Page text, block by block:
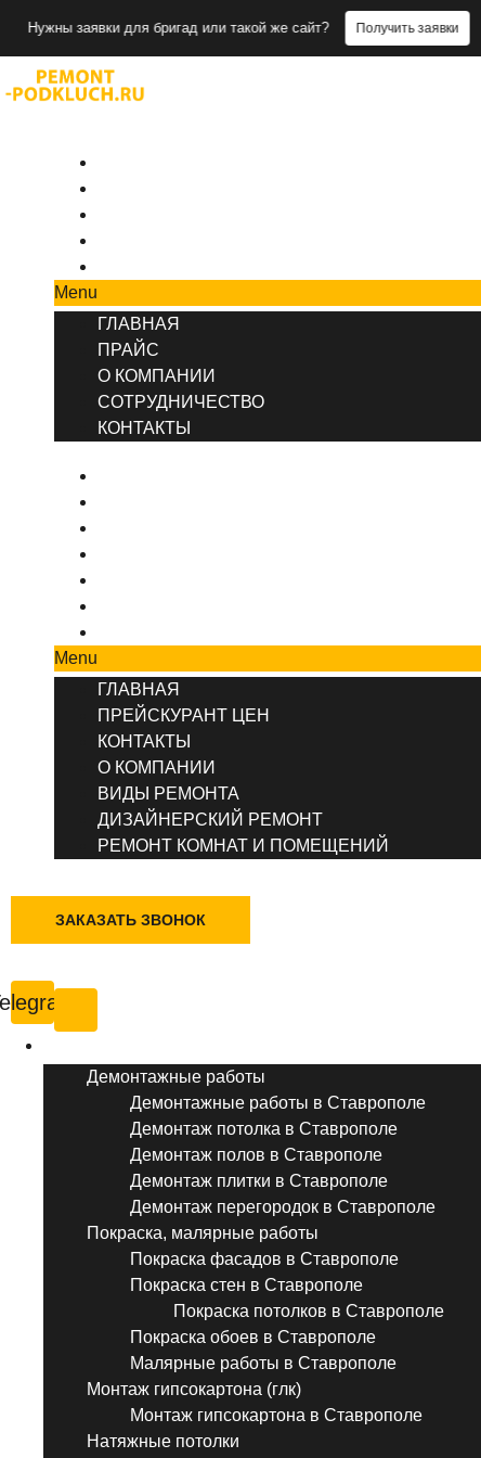
заявки для бригад или такой же сайт? Получить заявки
Menu
ГЛАВНАЯ
ПРАЙС
О КОМПАНИИ
СОТРУДНИЧЕСТВО
КОНТАКТЫ
Menu
ГЛАВНАЯ
ПРЕЙСКУРАНТ ЦЕН
КОНТАКТЫ
О КОМПАНИИ
ВИДЫ РЕМОНТА
ДИЗАЙНЕРСКИЙ РЕМОНТ
РЕМОНТ КОМНАТ И ПОМЕЩЕНИЙ
ЗАКАЗАТЬ ЗВОНОК
Демонтажные работы
Демонтажные работы в Ставрополе
Демонтаж потолка в Ставрополе
Демонтаж полов в Ставрополе
Демонтаж плитки в Ставрополе
Демонтаж перегородок в Ставрополе
Покраска, малярные работы
Покраска фасадов в Ставрополе
Покраска стен в Ставрополе
Покраска потолков в Ставрополе
Покраска обоев в Ставрополе
Малярные работы в Ставрополе
Монтаж гипсокартона (глк)
Монтаж гипсокартона в Ставрополе
Натяжные потолки